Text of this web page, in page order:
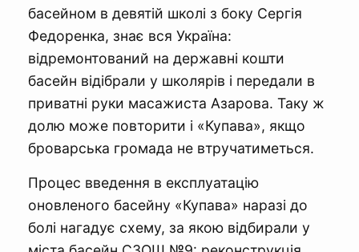
басейном в девятій школі з боку Сергія
Федоренка, знає вся Україна:
відремонтований на державні кошти
басейн відібрали у школярів і передали в
приватні руки масажиста Азарова. Таку ж
долю може повторити і «Купава», якщо
броварська громада не втручатиметься.
Процес введення в експлуатацію
оновленого басейну «Купава» наразі до
болі нагадує схему, за якою відбирали у